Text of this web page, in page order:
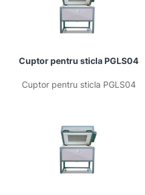
Cuptor pentru sticla PGLS04
Cuptor pentru sticla PGLS04